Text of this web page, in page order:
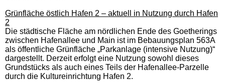
Grünfläche östlich Hafen 2 – aktuell in Nutzung durch Hafen
2
Die städtische Fläche am nördlichen Ende des Goetherings
zwischen Hafenallee und Main ist im Bebauungsplan 563A
als öffentliche Grünfläche „Parkanlage (intensive Nutzung)“
dargestellt. Derzeit erfolgt eine Nutzung sowohl dieses
Grundstücks als auch eines Teils der Hafenallee-Parzelle
durch die Kultureinrichtung Hafen 2.